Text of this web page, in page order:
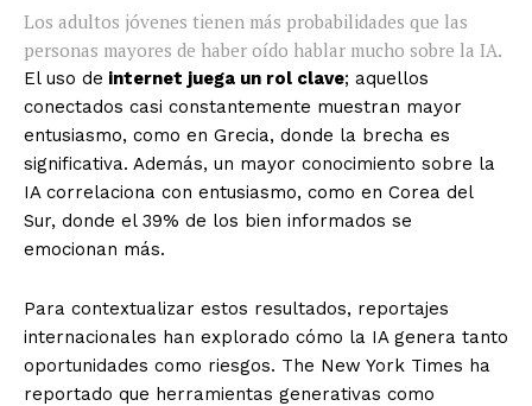
Los adultos jóvenes tienen más probabilidades que las
personas mayores de haber oído hablar mucho sobre la IA.
El uso de internet juega un rol clave; aquellos
conectados casi constantemente muestran mayor
entusiasmo, como en Grecia, donde la brecha es
significativa. Además, un mayor conocimiento sobre la
IA correlaciona con entusiasmo, como en Corea del
Sur, donde el 39% de los bien informados se
emocionan más.
Para contextualizar estos resultados, reportajes
internacionales han explorado cómo la IA genera tanto
oportunidades como riesgos. The New York Times ha
reportado que herramientas generativas como